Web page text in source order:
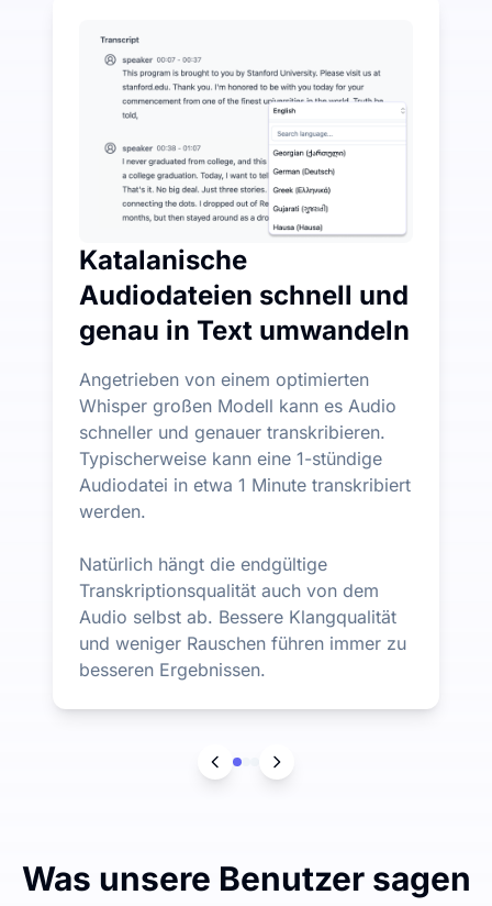
UniScribe bietet jeden Monat 120 Minuten
Weitere KI-Funktionen verfügbar über Audio-zu-Text
Automatisch Zusammenfassungen, Mind Maps
Katalanische
Audiodateien schnell und
genau in Text umwandeln
Angetrieben von einem optimierten
Whisper großen Modell kann es Audio
schneller und genauer transkribieren.
Typischerweise kann eine 1-stündige
Audiodatei in etwa 1 Minute transkribiert
werden.
Natürlich hängt die endgültige
Transkriptionsqualität auch von dem
Audio selbst ab. Bessere Klangqualität
und weniger Rauschen führen immer zu
besseren Ergebnissen.
Was unsere Benutzer sagen